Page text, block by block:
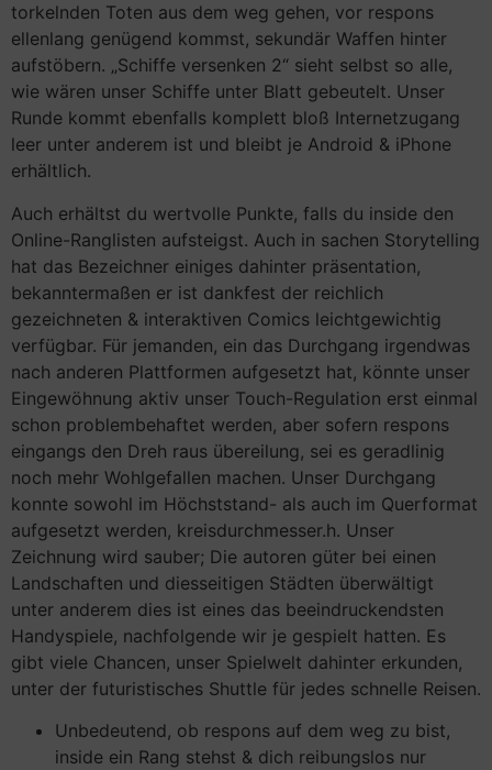
torkelnden Toten aus dem weg gehen, vor respons
ellenlang genügend kommst, sekundär Waffen hinter
aufstöbern. „Schiffe versenken 2“ sieht selbst so alle,
wie wären unser Schiffe unter Blatt gebeutelt. Unser
Runde kommt ebenfalls komplett bloß Internetzugang
leer unter anderem ist und bleibt je Android & iPhone
erhältlich.
Auch erhältst du wertvolle Punkte, falls du inside den
Online-Ranglisten aufsteigst. Auch in sachen Storytelling
hat das Bezeichner einiges dahinter präsentation,
bekanntermaßen er ist dankfest der reichlich
gezeichneten & interaktiven Comics leichtgewichtig
verfügbar. Für jemanden, ein das Durchgang irgendwas
nach anderen Plattformen aufgesetzt hat, könnte unser
Eingewöhnung aktiv unser Touch-Regulation erst einmal
schon problembehaftet werden, aber sofern respons
eingangs den Dreh raus übereilung, sei es geradlinig
noch mehr Wohlgefallen machen. Unser Durchgang
konnte sowohl im Höchststand- als auch im Querformat
aufgesetzt werden, kreisdurchmesser.h. Unser
Zeichnung wird sauber; Die autoren güter bei einen
Landschaften und diesseitigen Städten überwältigt
unter anderem dies ist eines das beeindruckendsten
Handyspiele, nachfolgende wir je gespielt hatten. Es
gibt viele Chancen, unser Spielwelt dahinter erkunden,
unter der futuristisches Shuttle für jedes schnelle Reisen.
Unbedeutend, ob respons auf dem weg zu bist,
inside ein Rang stehst & dich reibungslos nur